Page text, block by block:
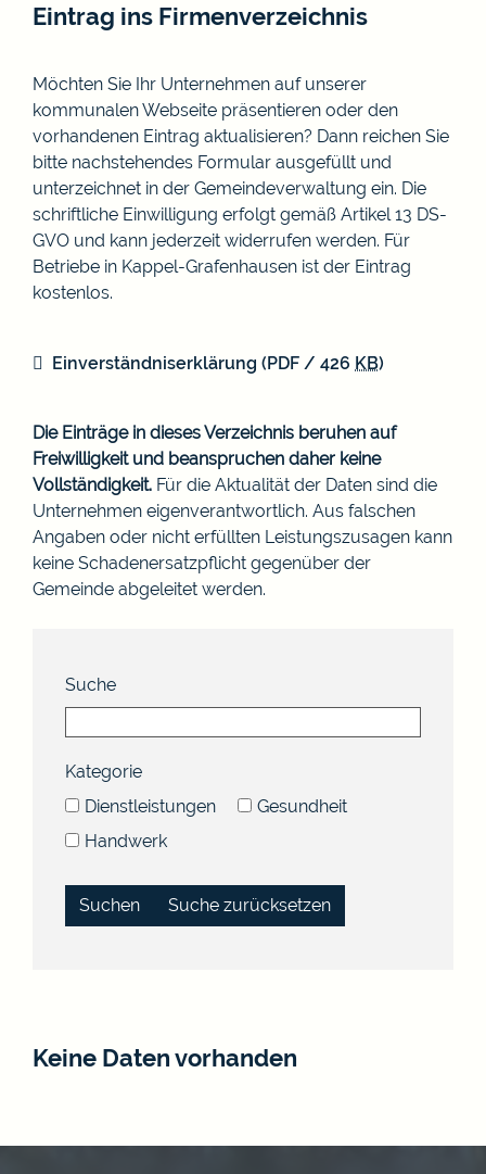
Eintrag ins Firmenverzeichnis
Möchten Sie Ihr Unternehmen auf unserer
kommunalen Webseite präsentieren oder den
vorhandenen Eintrag aktualisieren? Dann reichen Sie
bitte nachstehendes Formular ausgefüllt und
unterzeichnet in der Gemeindeverwaltung ein. Die
schriftliche Einwilligung erfolgt gemäß Artikel 13 DS-
GVO und kann jederzeit widerrufen werden. Für
Betriebe in Kappel-Grafenhausen ist der Eintrag
kostenlos.
Einverständniserklärung (PDF / 426 KB)
Die Einträge in dieses Verzeichnis beruhen auf
Freiwilligkeit und beanspruchen daher keine
Vollständigkeit. Für die Aktualität der Daten sind die
Unternehmen eigenverantwortlich. Aus falschen
Angaben oder nicht erfüllten Leistungszusagen kann
keine Schadenersatzpflicht gegenüber der
Gemeinde abgeleitet werden.
Suche
Kategorie
Dienstleistungen
Gesundheit
Handwerk
Suche zurücksetzen
Keine Daten vorhanden